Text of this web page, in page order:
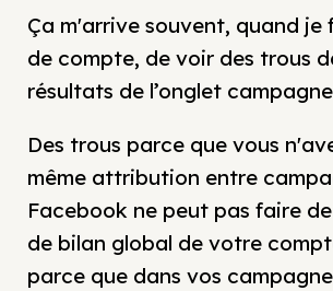
Ça m'arrive souvent, quand je
de compte, de voir des trous
résultats de l’onglet
Des trous parce que vous
même attribution entre
Facebook ne peut pas faire
de bilan global de votre
parce que dans vos